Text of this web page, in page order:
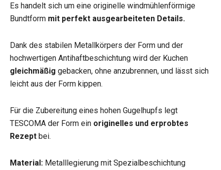
Es handelt sich um eine originelle windmühlenförmige
Bundtform mit perfekt ausgearbeiteten Details.
Dank des stabilen Metallkörpers der Form und der
hochwertigen Antihaftbeschichtung wird der Kuchen
gleichmäßig gebacken, ohne anzubrennen, und lässt sich
leicht aus der Form kippen.
Für die Zubereitung eines hohen Gugelhupfs legt
TESCOMA der Form ein originelles und erprobtes
Rezept bei.
Material: Metalllegierung mit Spezialbeschichtung